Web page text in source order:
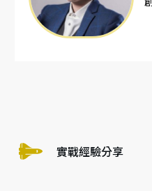
實戰經驗分享